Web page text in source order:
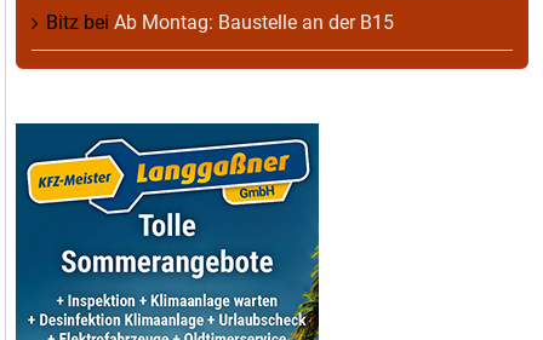
Bitz bei Ab Montag: Baustelle an der B15